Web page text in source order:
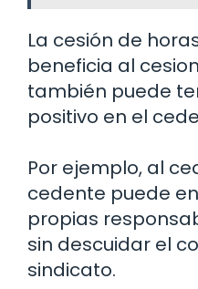
La cesión de
beneficia al
también puede
positivo en el
Por ejemplo, al
cedente puede
propias
sin descuidar el
sindicato.